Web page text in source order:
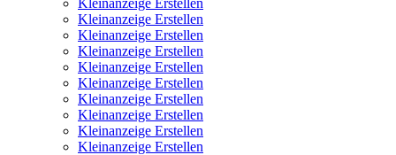
Kleinanzeige Erstellen
Kleinanzeige Erstellen
Kleinanzeige Erstellen
Kleinanzeige Erstellen
Kleinanzeige Erstellen
Kleinanzeige Erstellen
Kleinanzeige Erstellen
Kleinanzeige Erstellen
Kleinanzeige Erstellen